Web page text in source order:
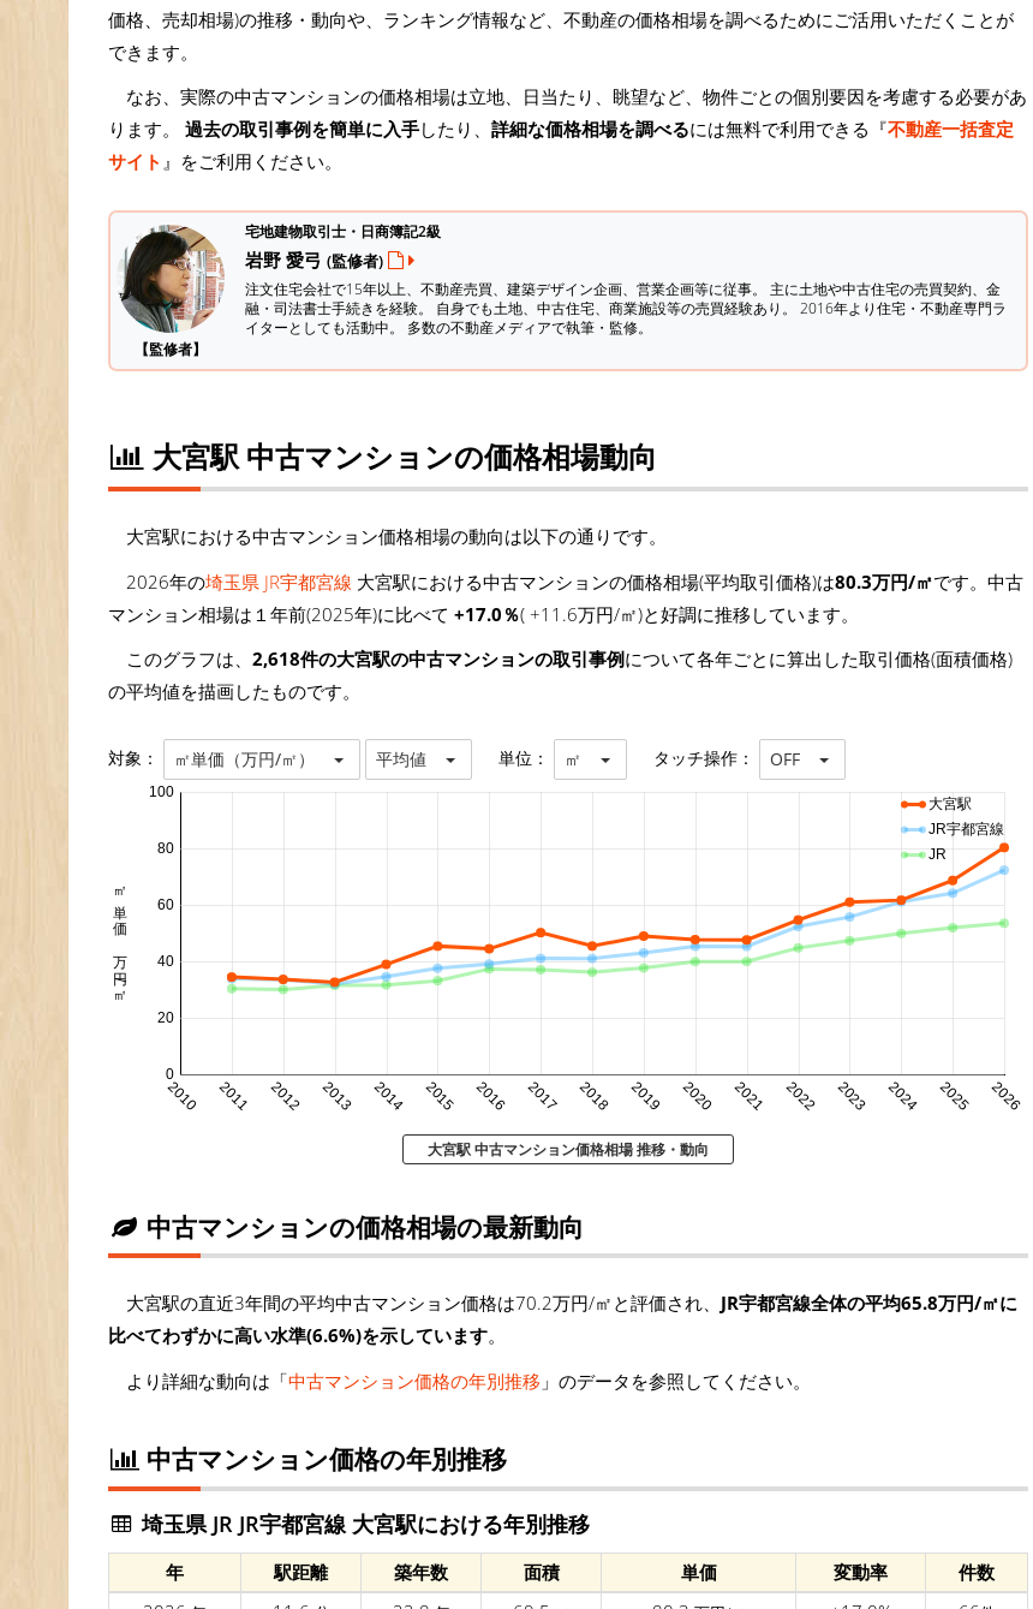
価格、売却相場)の推移・動向や、ランキング情報など、不動産の価格相場を調べるためにご活用いただくことが
できます。
なお、実際の中古マンションの価格相場は立地、日当たり、眺望など、物件ごとの個別要因を考慮する必要があ
ります。 過去の取引事例を簡単に入手したり、 詳細な価格相場を調べるには無料で利用できる『不動産一括査定
サイト 』をご利用ください。
【監修者】
宅地建物取引士・日商簿記2級
岩野 愛弓 (監修者)
注文住宅会社で15年以上、不動産売買、建築デザイン企画、営業企画等に従事。 主に土地や中古住宅の売買契約、金
融・司法書士手続きを経験。 自身でも土地、中古住宅、商業施設等の売買経験あり。 2016年より住宅・不動産専門ラ
イターとしても活動中。 多数の不動産メディアで執筆・監修。
大宮駅 中古マンションの価格相場動向
大宮駅における中古マンション価格相場の動向は以下の通りです。
2026年の埼玉県 JR宇都宮線 大宮駅における中古マンションの価格相場(平均取引価格)は80.3万円/㎡です。中古
マンション相場は１年前(2025年)に比べて +17.0％( +11.6万円/㎡)と好調に推移しています。
このグラフは、 2,618件の大宮駅の中古マンションの取引事例について各年ごとに算出した取引価格(面積価格)
の平均値を描画したものです。
対象： ㎡単価（万円/㎡） 平均値 単位： ㎡ タッチ操作： OFF
2010 2011 2012 2013 2014 2015 2016 2017 2018 2019 2020 2021 2022 2023 2024 2025 2026
0
20
40
60
80
100
㎡単価 万円/㎡
大宮駅
JR宇都宮線
JR
大宮駅 中古マンション価格相場 推移・動向
中古マンションの価格相場の最新動向
大宮駅の直近3年間の平均中古マンション価格は70.2万円/㎡と評価され、 JR宇都宮線全体の平均65.8万円/㎡に
比べてわずかに高い水準(6.6%)を示しています。
より詳細な動向は「中古マンション価格の年別推移 」のデータを参照してください。
中古マンション価格の年別推移
埼玉県 JR JR宇都宮線 大宮駅における年別推移
年 駅距離 築年数 面積 単価 変動率
件数